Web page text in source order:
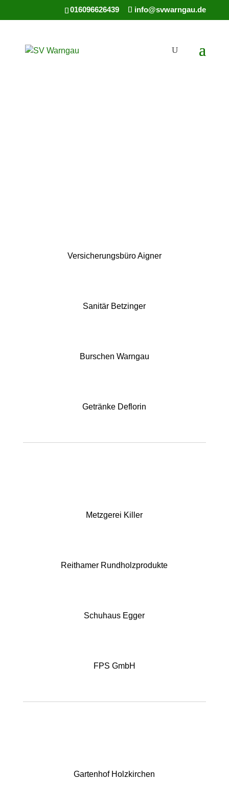
016096626439 info@svwarngau.de
Versicherungsbüro Aigner
Sanitär Betzinger
Burschen Warngau
Getränke Deflorin
Metzgerei Killer
Reithamer Rundholzprodukte
Schuhaus Egger
FPS GmbH
Gartenhof Holzkirchen